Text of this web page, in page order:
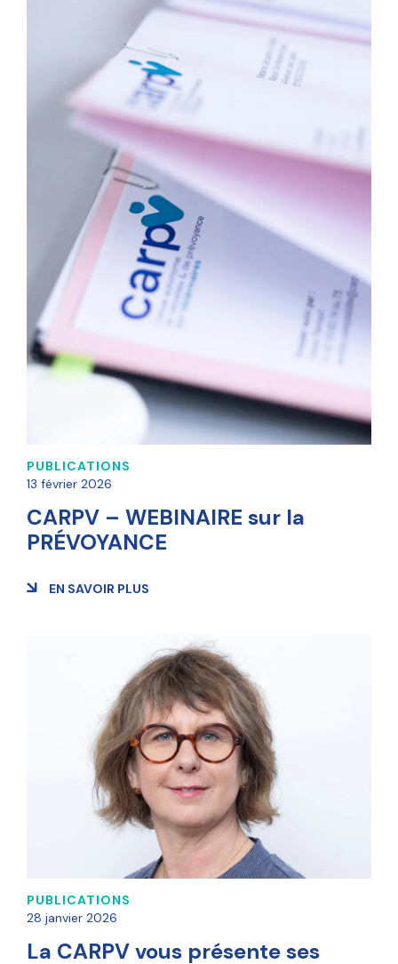
PUBLICATIONS
13 février 2026
CARPV – WEBINAIRE sur la
PRÉVOYANCE
EN SAVOIR PLUS
PUBLICATIONS
28 janvier 2026
La CARPV vous présente ses